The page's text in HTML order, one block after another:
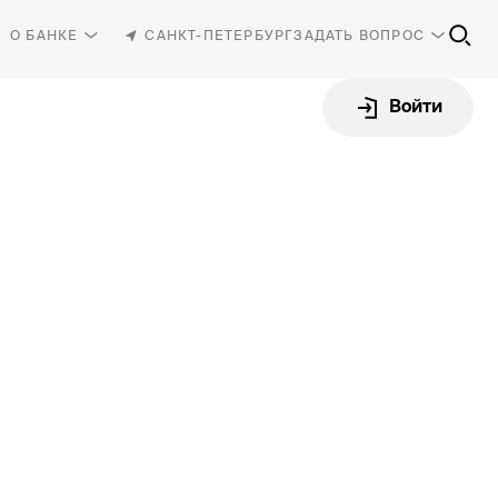
О БАНКЕ САНКТ-ПЕТЕРБУРГЗАДАТЬ ВОПРОС
Войти